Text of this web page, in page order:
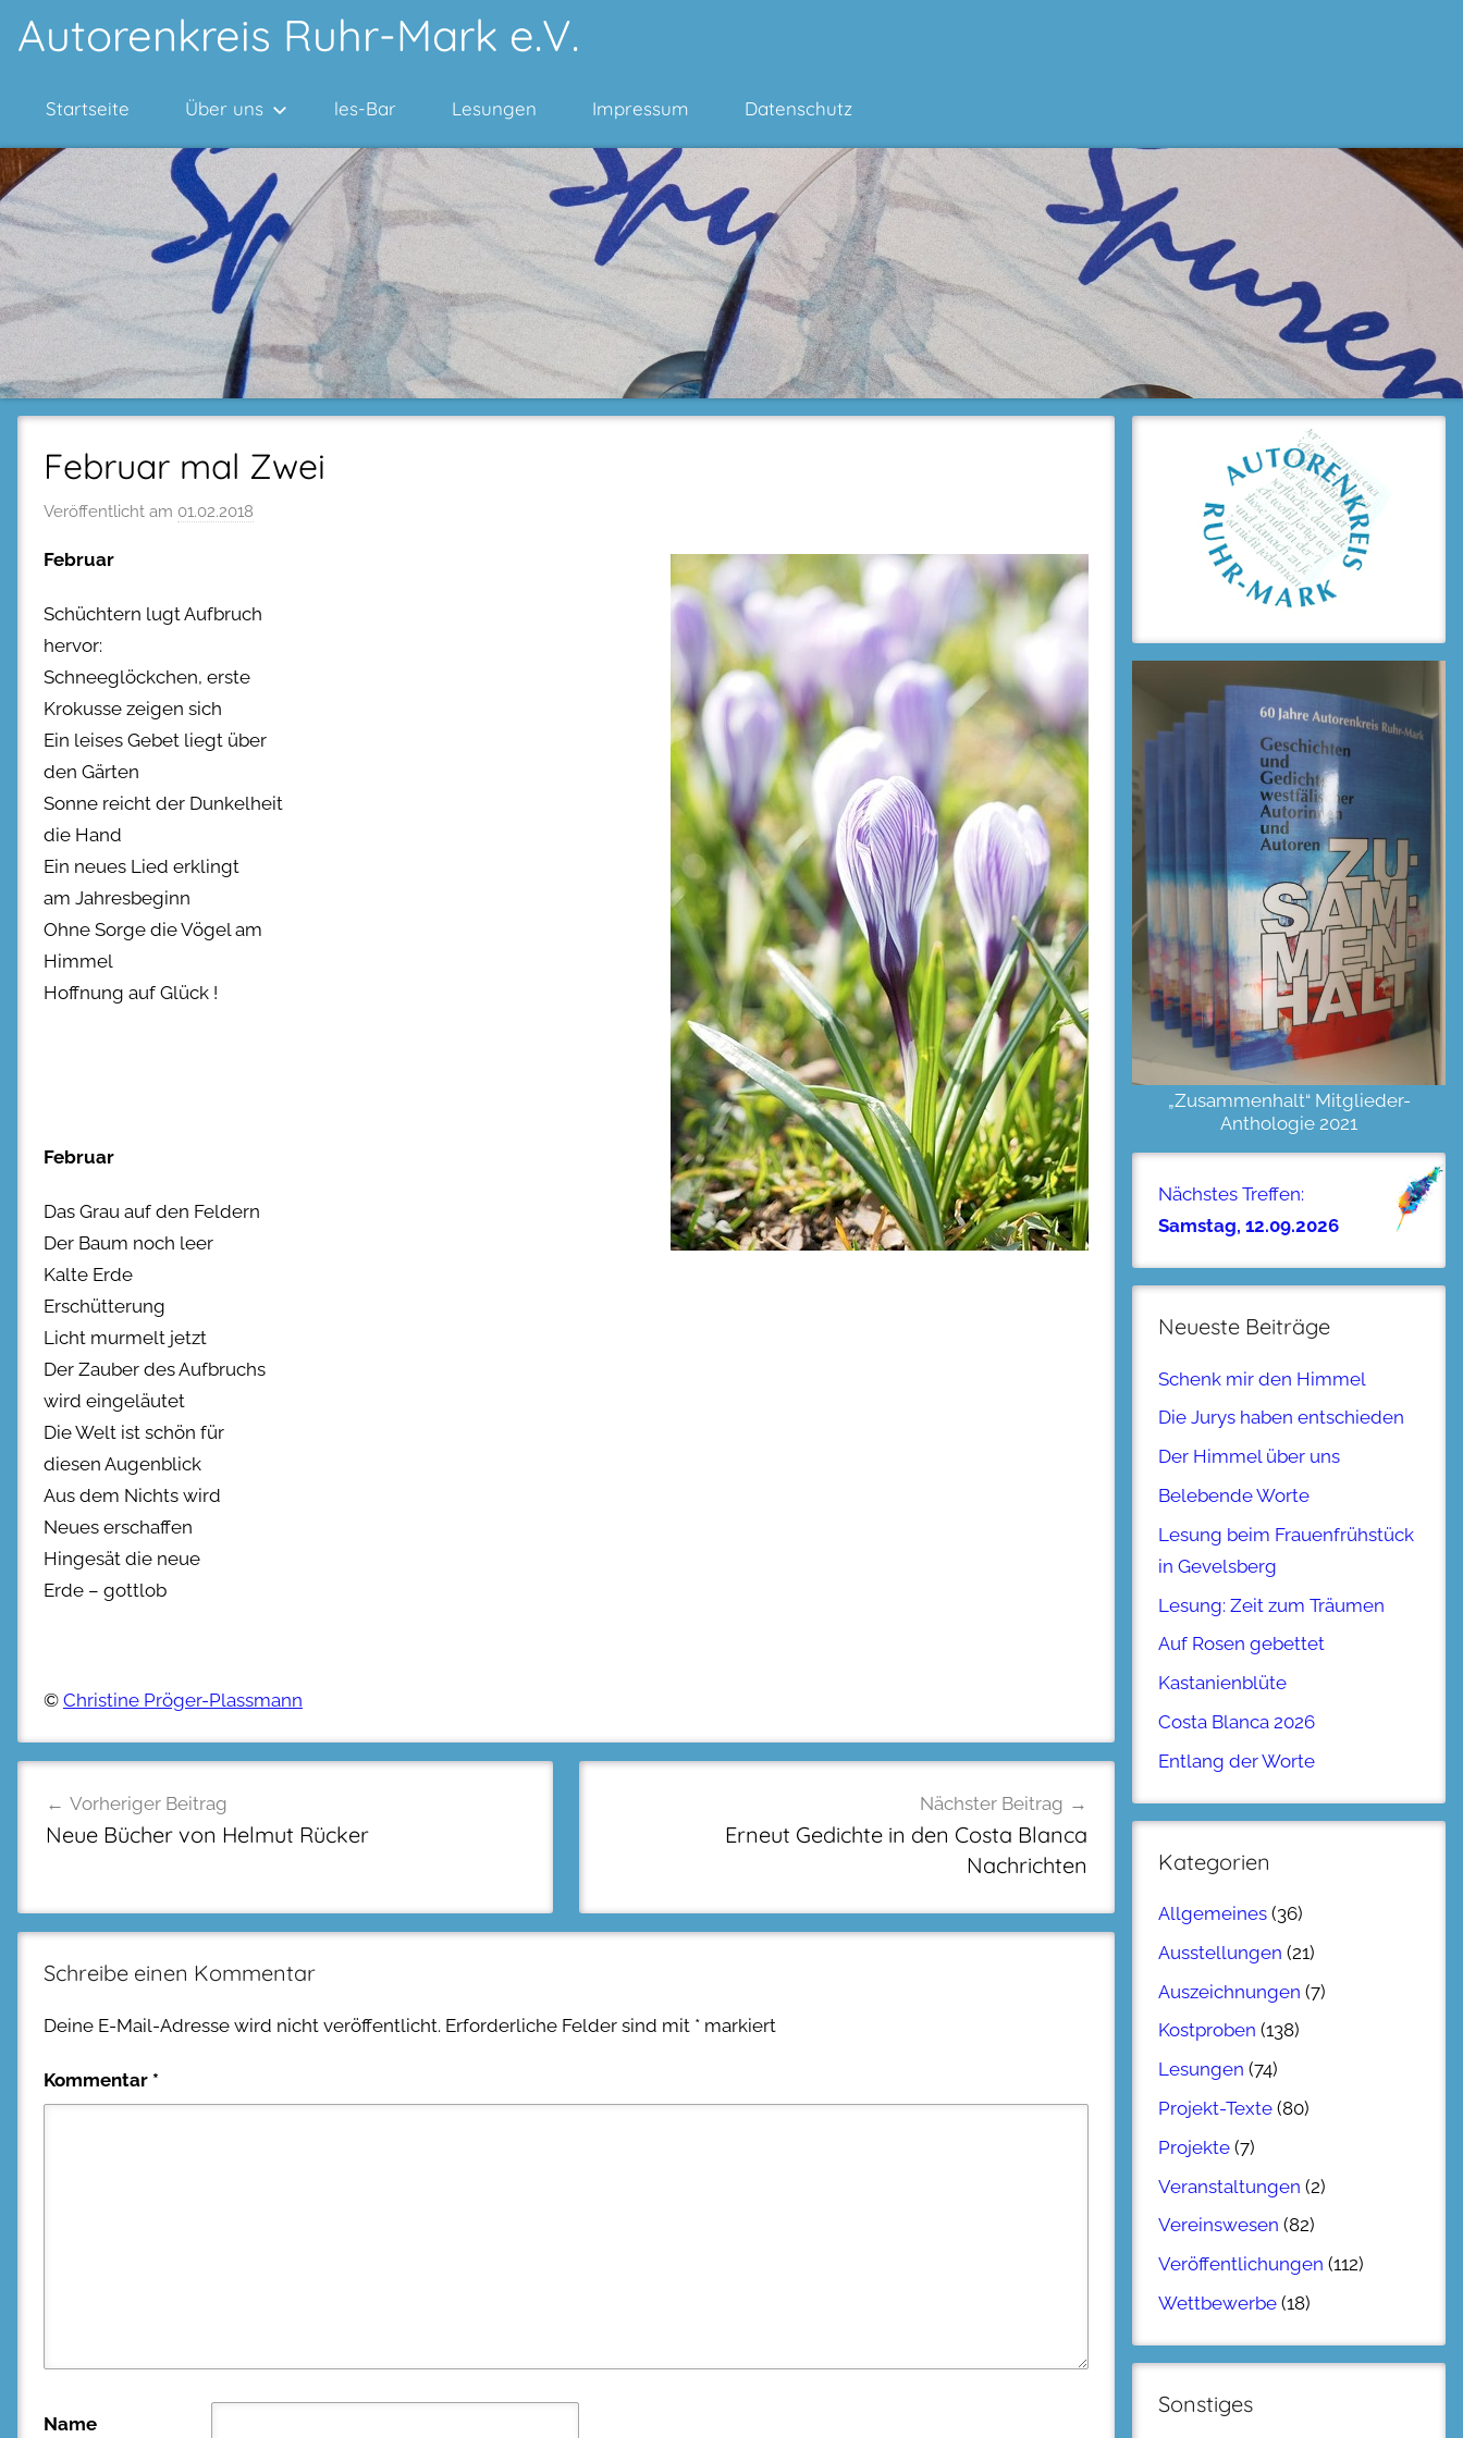
Inhalt
Autorenkreis Ruhr-Mark e.V.
Startseite Über uns les-Bar Lesungen Impressum Datenschutz
Februar mal Zwei
Veröffentlicht am 01.02.2018
Februar
Schüchtern lugt Aufbruch
hervor:
Schneeglöckchen, erste
Krokusse zeigen sich
Ein leises Gebet liegt über
den Gärten
Sonne reicht der Dunkelheit
die Hand
Ein neues Lied erklingt
am Jahresbeginn
Ohne Sorge die Vögel am
Himmel
Hoffnung auf Glück !
Februar
Das Grau auf den Feldern
Der Baum noch leer
Kalte Erde
Erschütterung
Licht murmelt jetzt
Der Zauber des Aufbruchs
wird eingeläutet
Die Welt ist schön für
diesen Augenblick
Aus dem Nichts wird
Neues erschaffen
Hingesät die neue
Erde – gottlob
© Christine Pröger-Plassmann
Vorheriger Beitrag
Neue Bücher von Helmut Rücker
Nächster Beitrag
Erneut Gedichte in den Costa Blanca
Nachrichten
Schreibe einen Kommentar
Deine E-Mail-Adresse wird nicht veröffentlicht. Erforderliche Felder sind mit * markiert
Kommentar *
Name
„Zusammenhalt“ Mitglieder-
Anthologie 2021
Nächstes Treffen:
Samstag, 12.09.2026
Neueste Beiträge
Schenk mir den Himmel
Die Jurys haben entschieden
Der Himmel über uns
Belebende Worte
Lesung beim Frauenfrühstück
in Gevelsberg
Lesung: Zeit zum Träumen
Auf Rosen gebettet
Kastanienblüte
Costa Blanca 2026
Entlang der Worte
Kategorien
Allgemeines (36)
Ausstellungen (21)
Auszeichnungen (7)
Kostproben (138)
Lesungen (74)
Projekt-Texte (80)
Projekte (7)
Veranstaltungen (2)
Vereinswesen (82)
Veröffentlichungen (112)
Wettbewerbe (18)
Sonstiges